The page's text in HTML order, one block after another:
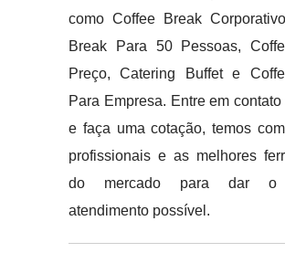
como Coffee Break
Break Para 50 Pessoas,
Preço, Catering Buffet e
Para Empresa. Entre em
e faça uma cotação, temos
profissionais e as melhores
do mercado para dar o
atendimento possível.